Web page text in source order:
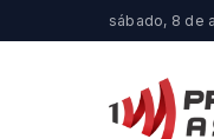
sábado, 8 de